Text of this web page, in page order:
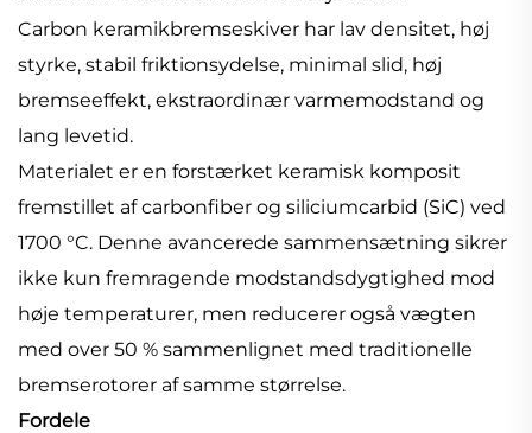
Carbon keramikbremseskiver har lav densitet, høj
styrke, stabil friktionsydelse, minimal slid, høj
bremseeffekt, ekstraordinær varmemodstand og
lang levetid.
Materialet er en forstærket keramisk komposit
fremstillet af carbonfiber og siliciumcarbid (SiC) ved
1700 °C. Denne avancerede sammensætning sikrer
ikke kun fremragende modstandsdygtighed mod
høje temperaturer, men reducerer også vægten
med over 50 % sammenlignet med traditionelle
bremserotorer af samme størrelse.
Fordele